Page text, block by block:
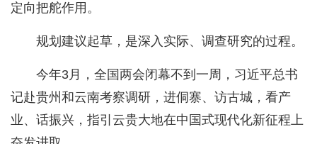
定向把舵作用。
规划建议起草，是深入实际、调查研究的过程。
今年3月，全国两会闭幕不到一周，习近平总书
记赴贵州和云南考察调研，进侗寨、访古城，看产
业、话振兴，指引云贵大地在中国式现代化新征程上